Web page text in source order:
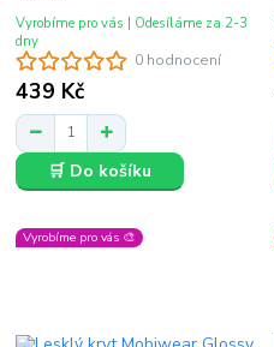
0 hodnocení
439 Kč
Vyrobíme pro vás | Odesíláme za 2-3
dny
🛒 Do košíku
Vyrobíme pro vás 🎨